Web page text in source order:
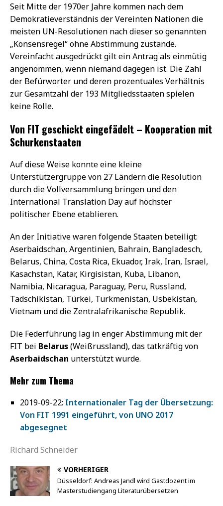
Seit Mitte der 1970er Jahre kommen nach dem
Demokratieverständnis der Vereinten Nationen die
meisten UN-Resolutionen nach dieser so genannten
„Konsensregel“ ohne Abstimmung zustande.
Vereinfacht ausgedrückt gilt ein Antrag als einmütig
angenommen, wenn niemand dagegen ist. Die Zahl
der Befürworter und deren prozentuales Verhältnis
zur Gesamtzahl der 193 Mitgliedsstaaten spielen
keine Rolle.
Von FIT geschickt eingefädelt – Kooperation mit
Schurkenstaaten
Auf diese Weise konnte eine kleine
Unterstützergruppe von 27 Ländern die Resolution
durch die Vollversammlung bringen und den
International Translation Day auf höchster
politischer Ebene etablieren.
An der Initiative waren folgende Staaten beteiligt:
Aserbaidschan, Argentinien, Bahrain, Bangladesch,
Belarus, China, Costa Rica, Ekuador, Irak, Iran, Israel,
Kasachstan, Katar, Kirgisistan, Kuba, Libanon,
Namibia, Nicaragua, Paraguay, Peru, Russland,
Tadschikistan, Türkei, Turkmenistan, Usbekistan,
Vietnam und die Zentralafrikanische Republik.
Die Federführung lag in enger Abstimmung mit der
FIT bei Belarus(Weißrussland), das tatkräftig von
Aserbaidschan unterstützt wurde.
Mehr zum Thema
2019-09-22: Internationaler Tag der Übersetzung:
Von FIT 1991 eingeführt, von UNO 2017
abgesegnet
Richard Schneider
VORHERIGER
Düsseldorf: Andreas Jandl wird Gastdozent im
Masterstudiengang Literaturübersetzen